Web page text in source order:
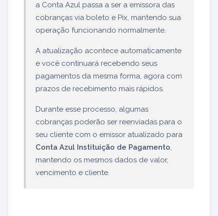
a Conta Azul passa a ser a emissora das
cobranças via boleto e Pix, mantendo sua
operação funcionando normalmente.
A atualização acontece automaticamente
e você continuará recebendo seus
pagamentos da mesma forma, agora com
prazos de recebimento mais rápidos.
Durante esse processo, algumas
cobranças poderão ser reenviadas para o
seu cliente com o emissor atualizado para
Conta Azul Instituição de Pagamento,
mantendo os mesmos dados de valor,
vencimento e cliente.